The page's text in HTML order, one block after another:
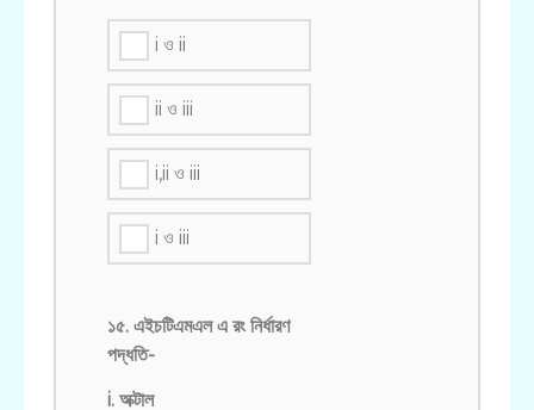
i ও ii
ii ও iii
i,ii ও iii
i ও iii
১৫. এইচটিএমএল এ রং নির্ধারণ
পদ্ধতি-
i. অক্টাল